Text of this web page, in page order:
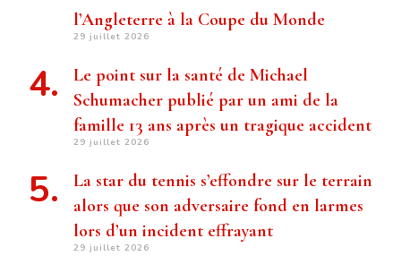
l’Angleterre à la Coupe du Monde
29 juillet 2026
Le point sur la santé de Michael
Schumacher publié par un ami de la
famille 13 ans après un tragique accident
29 juillet 2026
La star du tennis s’effondre sur le terrain
alors que son adversaire fond en larmes
lors d’un incident effrayant
29 juillet 2026